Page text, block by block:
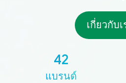
เกี่ยวกับเ
42
แบรนด์